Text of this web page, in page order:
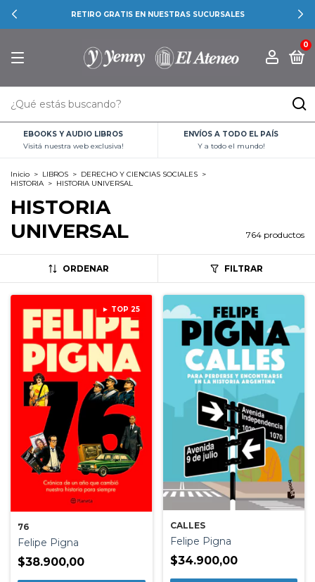
ENVÍO GRATIS PARA COMPRAS SUPERIORES A $40.000
0
EBOOKS Y AUDIO LIBROS
Visitá nuestra web exclusiva!
ENVÍOS A TODO EL PAÍS
Y a todo el mundo!
Inicio > LIBROS > DERECHO Y CIENCIAS SOCIALES >
HISTORIA > HISTORIA UNIVERSAL
HISTORIA
UNIVERSAL
764 productos
ORDENAR FILTRAR
► TOP 25
76
Felipe Pigna
$38.900,00
CALLES
Felipe Pigna
$34.900,00